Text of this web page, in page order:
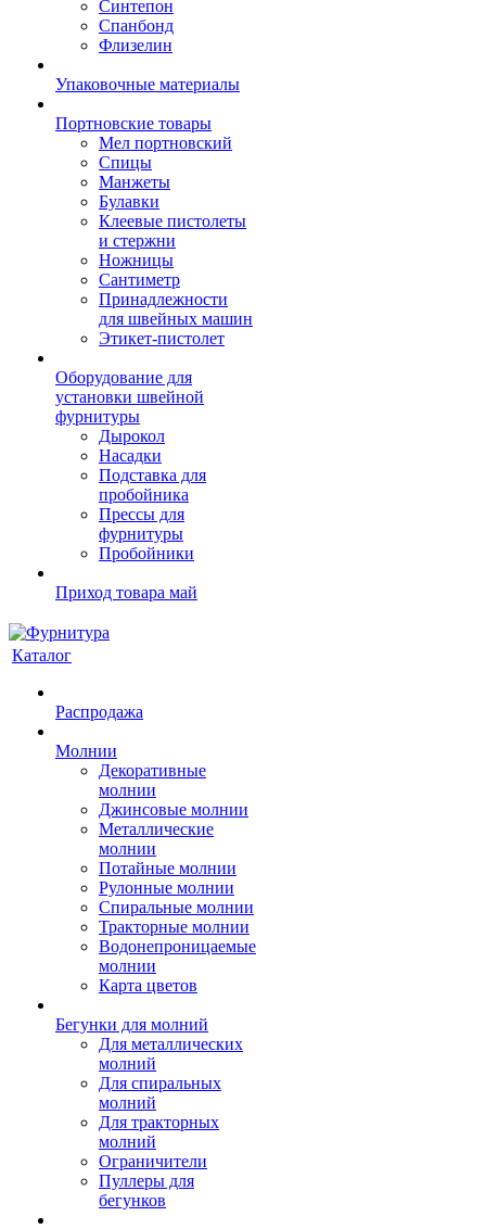
Синтепон
Спанбонд
Флизелин
Упаковочные материалы
Портновские товары
Мел портновский
Спицы
Манжеты
Булавки
Клеевые пистолеты
и стержни
Ножницы
Сантиметр
Принадлежности
для швейных машин
Этикет-пистолет
Оборудование для
установки швейной
фурнитуры
Дырокол
Насадки
Подставка для
пробойника
Прессы для
фурнитуры
Пробойники
Приход товара май
Каталог
Распродажа
Молнии
Декоративные
молнии
Джинсовые молнии
Металлические
молнии
Потайные молнии
Рулонные молнии
Спиральные молнии
Тракторные молнии
Водонепроницаемые
молнии
Карта цветов
Бегунки для молний
Для металлических
молний
Для спиральных
молний
Для тракторных
молний
Ограничители
Пуллеры для
бегунков